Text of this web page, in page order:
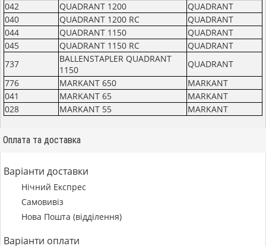
042
QUADRANT 1200
QUADRANT
040
QUADRANT 1200 RC
QUADRANT
044
QUADRANT 1150
QUADRANT
045
QUADRANT 1150 RC
QUADRANT
737
BALLENSTAPLER QUADRANT
1150
QUADRANT
776
MARKANT 650
MARKANT
041
MARKANT 65
MARKANT
028
MARKANT 55 MARKANT
Оплата та доставка
Варіанти доставки
Нічний Експрес
Самовивіз
Нова Пошта (відділення)
Варіанти оплати